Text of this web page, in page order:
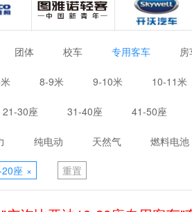
团体 校车 专用客车 房
8-9米 9-10米 10-11米
21-30座 31-40座 41-50座
纯电动 天然气 燃料电池
座 × 重置